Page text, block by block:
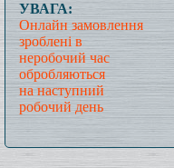
УВАГА:
Онлайн замовлення
зроблені в
неробочий час
обробляються
на наступний
робочий день